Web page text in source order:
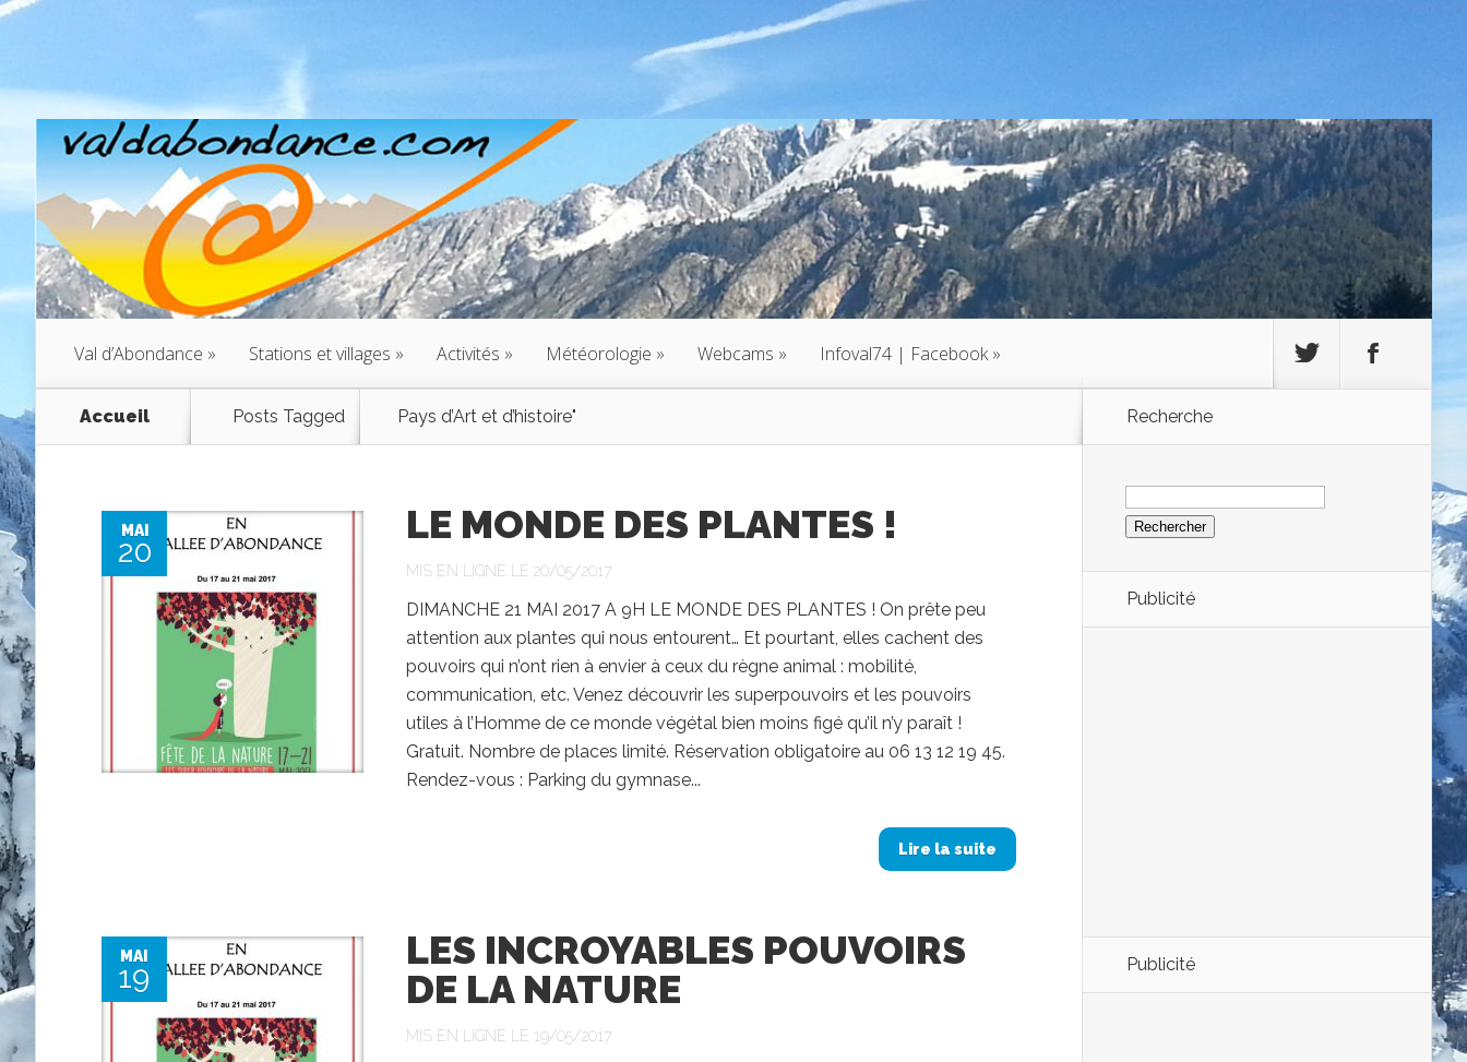
Val d’Abondance » Stations et villages » Activités » Météorologie » Webcams » Infoval74 | Facebook»
Accueil Posts Tagged Pays d’Art et d’histoire"
MAI
20
LE MONDE DES PLANTES !
MIS EN LIGNE LE 20/05/2017
DIMANCHE 21 MAI 2017 A 9H LE MONDE DES PLANTES ! On prête peu
attention aux plantes qui nous entourent… Et pourtant, elles cachent des
pouvoirs qui n’ont rien à envier à ceux du règne animal : mobilité,
communication, etc. Venez découvrir les superpouvoirs et les pouvoirs
utiles à l’Homme de ce monde végétal bien moins figé qu’il n’y paraît !
Gratuit. Nombre de places limité. Réservation obligatoire au 06 13 12 19 45.
Rendez-vous : Parking du gymnase...
Lire la suite
MAI
19
LES INCROYABLES POUVOIRS
DE LA NATURE
MIS EN LIGNE LE 19/05/2017
Recherche
Rechercher :
Publicité
Publicité